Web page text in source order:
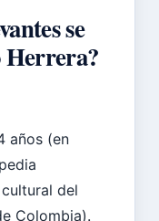
se
Herrera?
años (en
del
Colombia).